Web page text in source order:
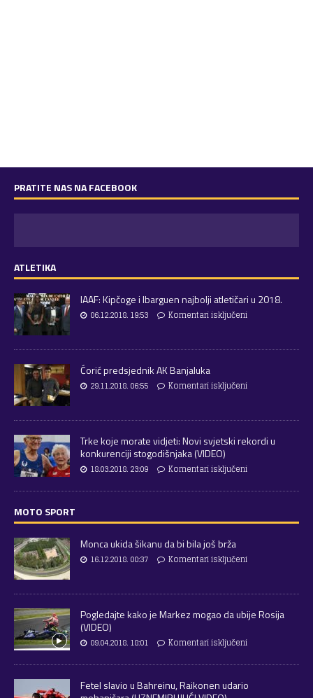
PRATITE NAS NA FACEBOOK
ATLETIKA
IAAF: Kipčoge i Ibarguen najbolji atletičari u 2018.
06.12.2018. 19:53 Komentari isključeni
Ćorić predsjednik AK Banjaluka
29.11.2018. 06:55 Komentari isključeni
Trke koje morate vidjeti: Novi svjetski rekordi u
konkurenciji stogodišnjaka (VIDEO)
18.03.2018. 23:09 Komentari isključeni
MOTO SPORT
Monca ukida šikanu da bi bila još brža
16.12.2018. 00:37 Komentari isključeni
Pogledajte kako je Markez mogao da ubije Rosija
(VIDEO)
09.04.2018. 18:01 Komentari isključeni
Fetel slavio u Bahreinu, Raikonen udario